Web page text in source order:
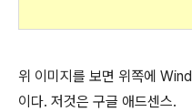
위 이미지를 보면 위쪽에
이다. 저것은 구글 애드센스.